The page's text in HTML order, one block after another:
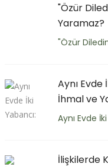
"Özür
Yaramaz?
"Özür
Aynı Evde
İhmal ve
Aynı Evde
İlişkilerde